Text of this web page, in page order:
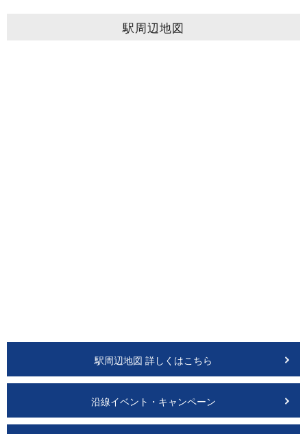
駅周辺地図
駅周辺地図 詳しくはこちら
沿線イベント・キャンペーン